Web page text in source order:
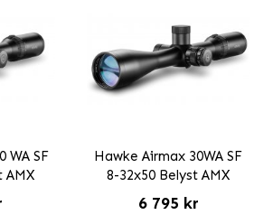
WA SF
AMX
Hawke Airmax 30WA SF
8-32x50 Belyst AMX
6 795 kr